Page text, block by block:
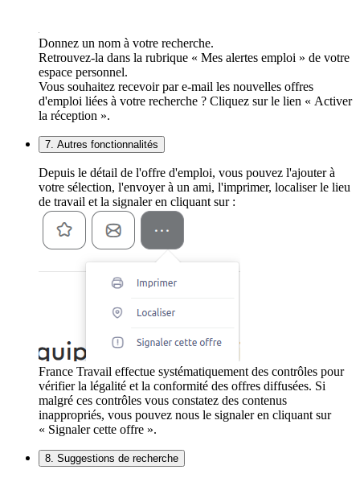
Donnez un nom à votre recherche.
Retrouvez-la dans la rubrique « Mes alertes emploi » de votre
espace personnel.
Vous souhaitez recevoir par e-mail les nouvelles offres
d'emploi liées à votre recherche ? Cliquez sur le lien « Activer
la réception ».
7. Autres fonctionnalités
Depuis le détail de l'offre d'emploi, vous pouvez l'ajouter à
votre sélection, l'envoyer à un ami, l'imprimer, localiser le lieu
de travail et la signaler en cliquant sur :
France Travail effectue systématiquement des contrôles pour
vérifier la légalité et la conformité des offres diffusées. Si
malgré ces contrôles vous constatez des contenus
inappropriés, vous pouvez nous le signaler en cliquant sur
« Signaler cette offre ».
8. Suggestions de recherche